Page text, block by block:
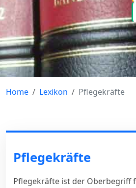
Home Lexikon Pflegekräfte
Pflegekräfte
Pflegekräfte ist der Oberbegriff